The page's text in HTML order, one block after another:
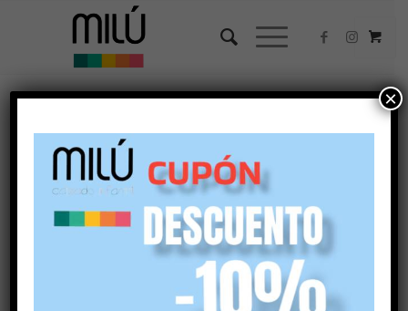
Por defecto
45 Artículos por página
×